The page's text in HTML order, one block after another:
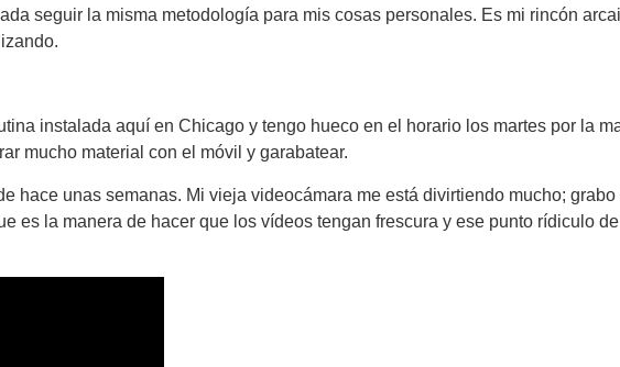
seguir la misma metodología para mis cosas personales. Es mi rincón
instalada aquí en Chicago y tengo hueco en el horario los martes por la
mucho material con el móvil y garabatear.
hace unas semanas. Mi vieja videocámara me está divirtiendo mucho; grabo
es la manera de hacer que los vídeos tengan frescura y ese punto rídiculo